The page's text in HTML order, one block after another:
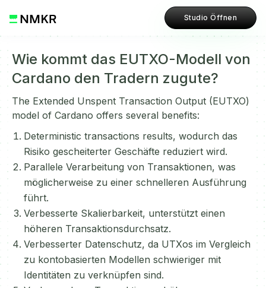
Studio Öffnen
Wie kommt das EUTXO-Modell von
Cardano den Tradern zugute?
The Extended Unspent Transaction Output (EUTXO)
model of Cardano offers several benefits:
Deterministic transactions results, wodurch das
Risiko gescheiterter Geschäfte reduziert wird.
Parallele Verarbeitung von Transaktionen, was
möglicherweise zu einer schnelleren Ausführung
führt.
Verbesserte Skalierbarkeit, unterstützt einen
höheren Transaktionsdurchsatz.
Verbesserter Datenschutz, da UTXos im Vergleich
zu kontobasierten Modellen schwieriger mit
Identitäten zu verknüpfen sind.